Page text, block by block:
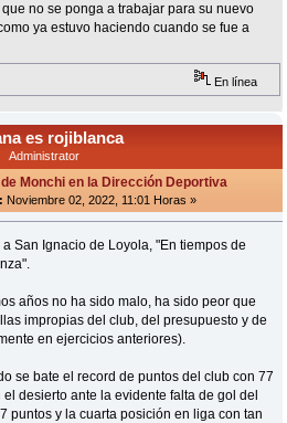
no se ponga a trabajar para su nuevo
ya estuvo haciendo cuando se fue a
En línea
es rojiblanca
Administrator
Monchi en la Dirección Deportiva
Noviembre 02, 2022, 11:01 Horas »
San Ignacio de Loyola, "En tiempos de
años no ha sido malo, ha sido peor que
impropias del club, del presupuesto y de
en ejercicios anteriores).
se bate el record de puntos del club con 77
desierto ante la evidente falta de gol del
puntos y la cuarta posición en liga con tan